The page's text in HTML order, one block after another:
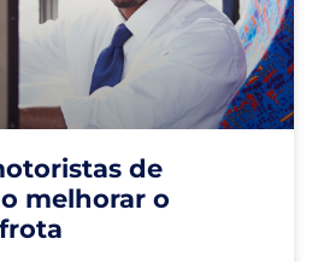
de
melhorar o